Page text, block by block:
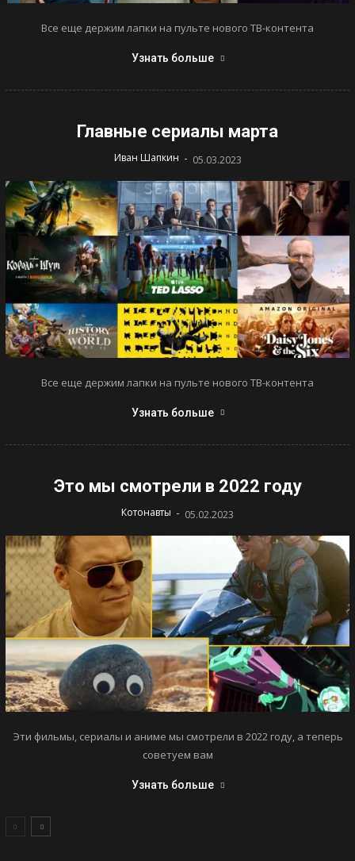
Все еще держим лапки на пульте нового ТВ-контента
Узнать больше
Главные сериалы марта
Иван Шапкин - 05.03.2023
Все еще держим лапки на пульте нового ТВ-контента
Узнать больше
Это мы смотрели в 2022 году
Котонавты - 05.02.2023
Эти фильмы, сериалы и аниме мы смотрели в 2022 году, а теперь
советуем вам
Узнать больше